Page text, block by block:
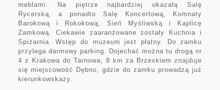
meblami. Na piętrze najbardziej okazałą Salę
Rycerską, a ponadto Salę Koncertową, Komnaty
Barokową i Rokokową, Sień Myśliwską i Kaplicę
Zamkową. Ciekawie zaaranżowane zostały Kuchnia i
Spiżarnia. Wstęp do muzeum jest płatny. Do zamku
przylega darmowy parking. Dojechać można tu drogą nr
4 z Krakowa do Tarnowa, 8 km za Brzeskiem znajduje
się miejscowość Dębno, gdzie do zamku prowadzą już
kierunkowskazy.